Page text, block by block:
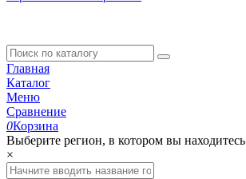
Главная
Каталог
Меню
Сравнение
0Корзина
Выберите регион, в котором вы находитесь
×